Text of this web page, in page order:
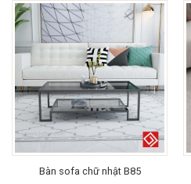
Bàn sofa chữ nhật B85